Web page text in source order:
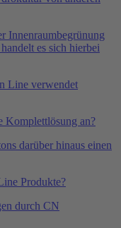
Innenraumbegrünung
es sich hierbei
Line verwendet
Komplettlösung an?
darüber hinaus einen
Produkte?
durch CN